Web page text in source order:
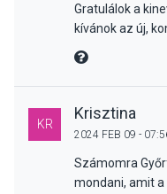
Gratulálok a
kívánok az új,
MIRE MONDTA
KR
Krisztina
2024 FEB 09 -
Számomra
mondani, amit a